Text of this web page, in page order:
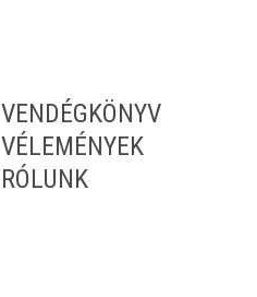
VENDÉGKÖNYV
VÉLEMÉNYEK
RÓLUNK